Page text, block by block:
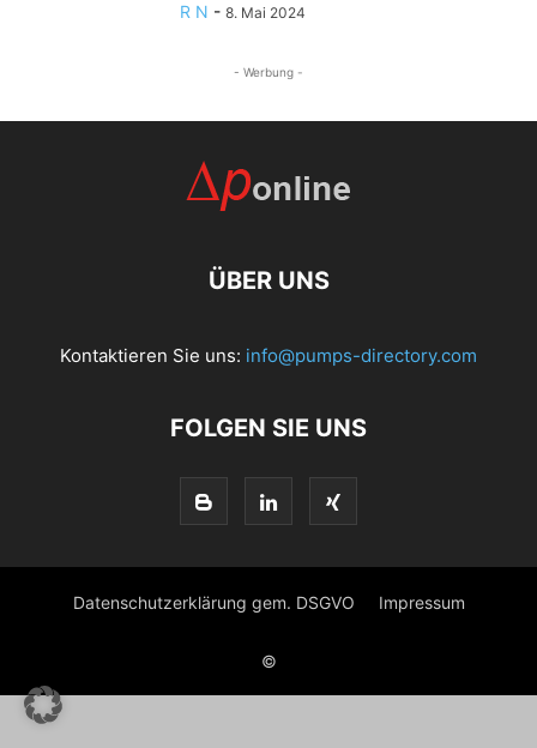
R N - 8. Mai 2024
- Werbung -
ÜBER UNS
Kontaktieren Sie uns: info@pumps-directory.com
FOLGEN SIE UNS
Datenschutzerklärung gem. DSGVO Impressum
©